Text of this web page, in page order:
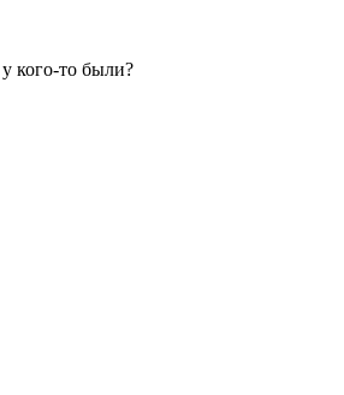
кого-то были?